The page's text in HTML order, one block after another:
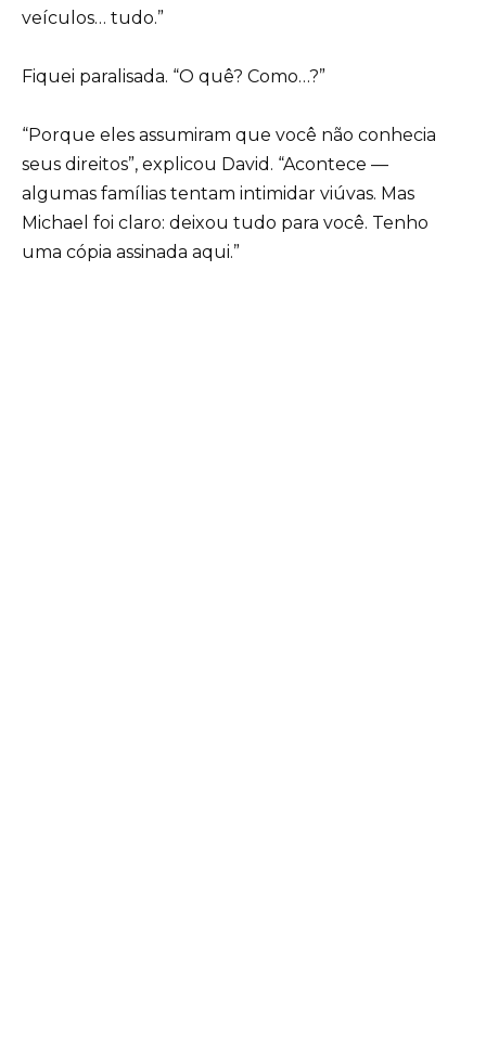
veículos… tudo.”
Fiquei paralisada. “O quê? Como…?”
“Porque eles assumiram que você não conhecia
seus direitos”, explicou David. “Acontece —
algumas famílias tentam intimidar viúvas. Mas
Michael foi claro: deixou tudo para você. Tenho
uma cópia assinada aqui.”